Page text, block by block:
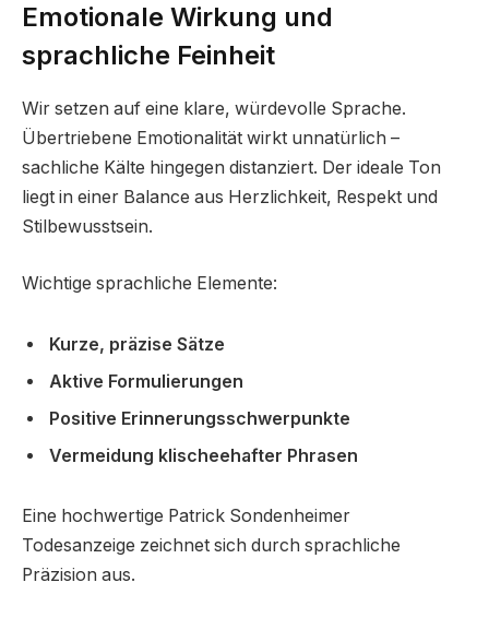
Emotionale Wirkung und
sprachliche Feinheit
Wir setzen auf eine klare, würdevolle Sprache.
Übertriebene Emotionalität wirkt unnatürlich –
sachliche Kälte hingegen distanziert. Der ideale Ton
liegt in einer Balance aus Herzlichkeit, Respekt und
Stilbewusstsein.
Wichtige sprachliche Elemente:
Kurze, präzise Sätze
Aktive Formulierungen
Positive Erinnerungsschwerpunkte
Vermeidung klischeehafter Phrasen
Eine hochwertige Patrick Sondenheimer
Todesanzeige zeichnet sich durch sprachliche
Präzision aus.